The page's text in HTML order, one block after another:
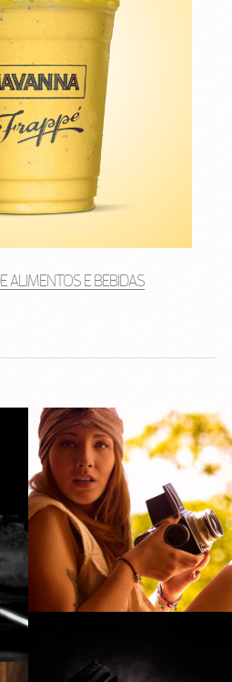
ALIMENTOS E BEBIDAS